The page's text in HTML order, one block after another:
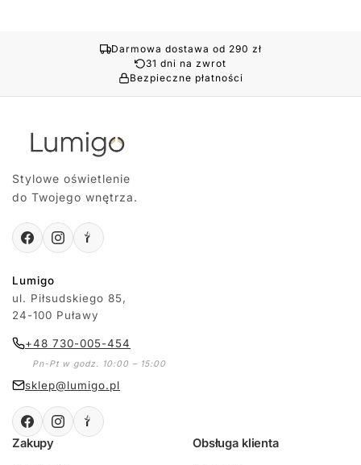
Darmowa dostawa od 290 zł
31 dni na zwrot
Bezpieczne płatności
Stylowe oświetlenie
do Twojego wnętrza.
Lumigo
ul. Piłsudskiego 85,
24-100 Puławy
+48 730-005-454
Pn-Pt w godz. 10:00 – 15:00
sklep@lumigo.pl
Zakupy Obsługa klienta